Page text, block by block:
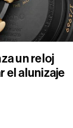
un reloj
el alunizaje